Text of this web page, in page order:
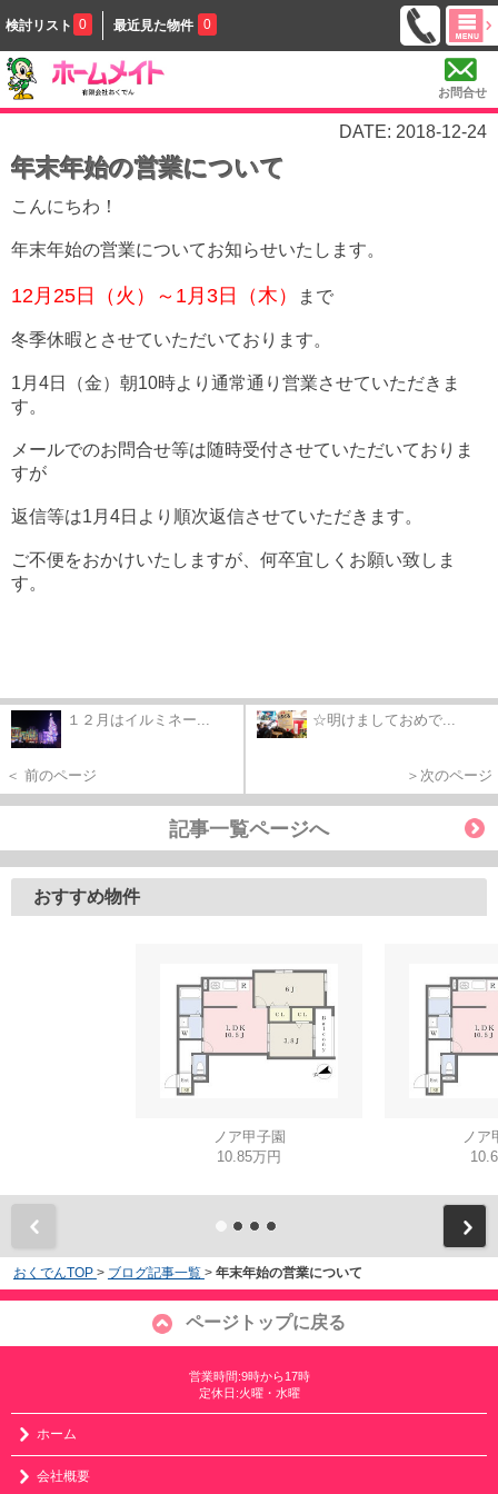
検討リスト 0 最近見た物件 0
お問合せ
DATE: 2018-12-24
年末年始の営業について
こんにちわ！
年末年始の営業についてお知らせいたします。
12月25日（火）～1月3日（木） まで
冬季休暇とさせていただいております。
1月4日（金）朝10時より通常通り営業させていただきま
す。
メールでのお問合せ等は随時受付させていただいておりま
すが
返信等は1月4日より順次返信させていただきます。
ご不便をおかけいたしますが、何卒宜しくお願い致しま
す。
１２月はイルミネー...
＜ 前のページ
☆明けましておめで...
＞次のページ
記事一覧ページへ
おすすめ物件
ノア甲子園
10.85万円
ノア
おくでんTOP > ブログ記事一覧 > 年末年始の営業について
ページトップに戻る
営業時間:9時から17時
定休日:火曜・水曜
ホーム
会社概要